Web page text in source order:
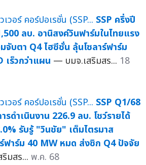
SSP ครึ่งปี
ลบ. อานิสงค์วินฟาร์มในไทยแรง
บตา Q4 ไฮซีซั่น ลุ้นโซลาร์ฟาร์ม
เร็วกว่าแผน — บมจ.เสริมสร... 18
SSP Q1/68
รดำเนินงาน 226.9 ลบ. โชว์รายได้
รับรู้ "วินชัย" เต็มไตรมาส
ฟาร์ม 40 MW หมด ส่งซิก Q4 ปัจจัย
มสร... พ.ค. 68